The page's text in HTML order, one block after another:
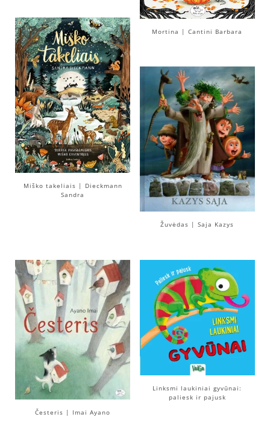
Mortina | Cantini Barbara
Miško takeliais | Dieckmann
Sandra
Žuvėdas | Saja Kazys
Česteris | Imai Ayano
Linksmi laukiniai gyvūnai:
paliesk ir pajusk